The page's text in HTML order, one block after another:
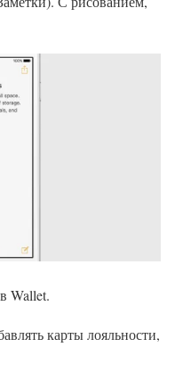
Wallet.
карты лояльности,